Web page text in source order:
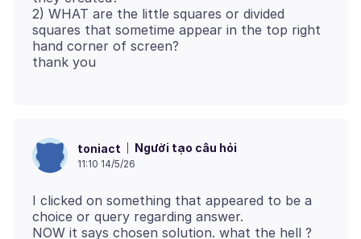
2) WHAT are the little squares or divided
squares that sometime appear in the top right
hand corner of screen?
toniact Người tạo câu hỏi
11:10 14/5/26
I clicked on something that appeared to be a
choice or query regarding answer.